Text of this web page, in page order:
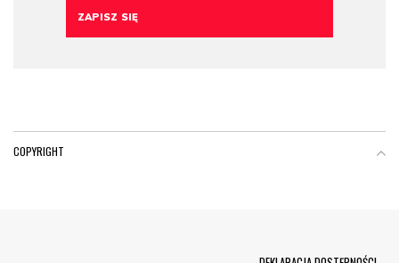
COPYRIGHT